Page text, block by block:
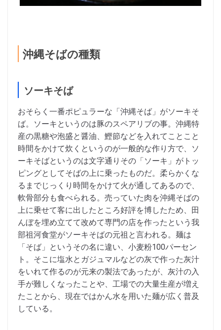
沖縄そばの種類
ソーキそば
おそらく一番ポピュラーな「沖縄そば」がソーキそ
ば。ソーキというのは豚のスペアリブの事。沖縄特
産の黒糖や泡盛と醤油、鰹節などを入れてことこと
時間をかけて炊くというのが一般的な作り方で、ソ
ーキそばというのは文字通りその「ソーキ」がトッ
ピングとしてそばの上に乗ったものだ。柔らかくな
るまでじっくり時間をかけて火が通してあるので、
軟骨部分も食べられる。売っていた肉を沖縄そばの
上に乗せて客に出したところ好評を博したため、田
んぼを埋め立てて改めて専門の店を作ったという我
部祖河食堂がソーキそばの元祖と言われる。麺は
「そば」というその名に違い、小麦粉100パーセン
ト。そこに塩水とガジュマルなどの灰で作った灰汁
をいれて作るのが元来の製法であったが、灰汁の入
手が難しくなったことや、工場での大量生産が増え
たことから、現在ではかん水を用いた麺が広く普及
している。